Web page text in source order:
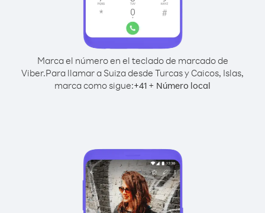
Marca el número en el teclado de marcado de
Viber.Para llamar a Suiza desde Turcas y Caicos, Islas,
marca como sigue:+41 + Número local